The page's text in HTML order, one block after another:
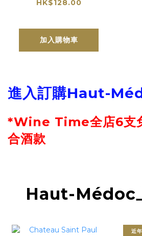
HK$128.00
加入購物車
進入訂購Haut-
*Wine Time全店6支
合酒款
Haut-Médoc
近